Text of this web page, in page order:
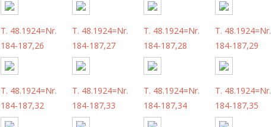
T. 48.1924=Nr.
184-187,26
T. 48.1924=Nr.
184-187,27
T. 48.1924=Nr.
184-187,28
T. 48.1924=Nr.
184-187,29
T. 48.1924=Nr.
184-187,32
T. 48.1924=Nr.
184-187,33
T. 48.1924=Nr.
184-187,34
T. 48.1924=Nr.
184-187,35